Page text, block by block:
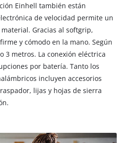
Einhell también están
de velocidad permite un
Gracias al softgrip,
y cómodo en la mano. Según
3 metros. La conexión eléctrica
por batería. Tanto los
incluyen accesorios
lijas y hojas de sierra